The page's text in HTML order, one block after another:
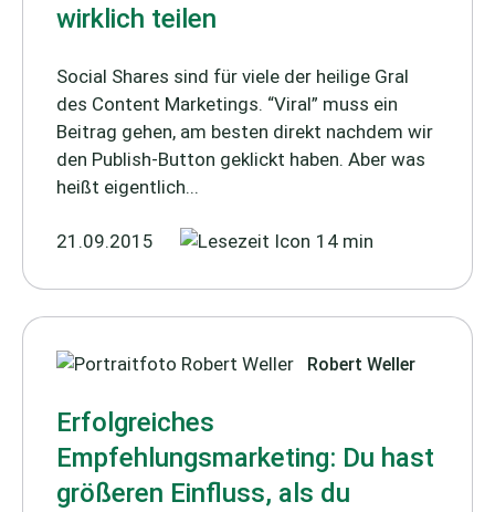
wirklich teilen
Social Shares sind für viele der heilige Gral
des Content Marketings. “Viral” muss ein
Beitrag gehen, am besten direkt nachdem wir
den Publish-Button geklickt haben. Aber was
heißt eigentlich...
21.09.2015 14 min
Robert Weller
Erfolgreiches
Empfehlungsmarketing: Du hast
größeren Einfluss, als du